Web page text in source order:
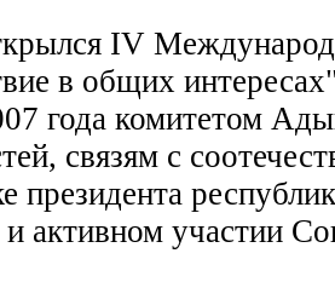
IV
в общих
года комитетом
связям с
президента
активном участии